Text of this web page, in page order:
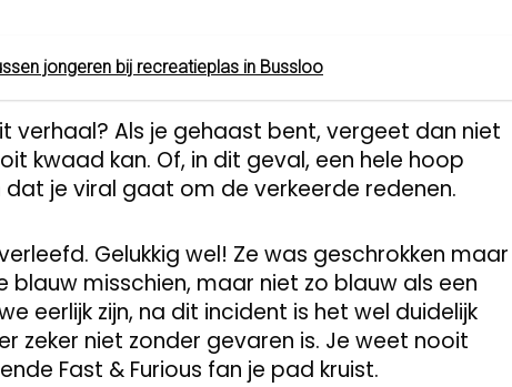
jongeren bij recreatieplas in Bussloo
verhaal? Als je gehaast bent, vergeet dan niet
kwaad kan. Of, in dit geval, een hele hoop
je viral gaat om de verkeerde redenen.
Gelukkig wel! Ze was geschrokken maar
blauw misschien, maar niet zo blauw als een
eerlijk zijn, na dit incident is het wel duidelijk
zeker niet zonder gevaren is. Je weet nooit
Fast & Furious fan je pad kruist.